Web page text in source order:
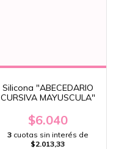
Silicona "ABECEDARIO
CURSIVA MAYUSCULA"
$6.040
3 cuotas sin interés de
$2.013,33